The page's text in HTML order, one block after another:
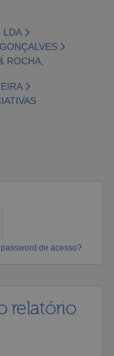
LDA
ROCHA,
de acesso?
relatório